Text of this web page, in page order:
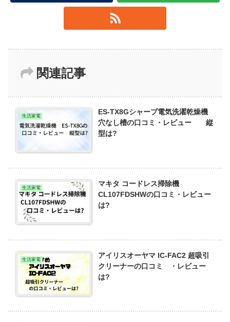
関連記事
生活家電
ES-TX8Gシャープ電気洗濯乾燥機
穴なし槽の口コミ・レビュー 縦
型は?
生活家電
マキタ コードレス掃除機
CL107FDSHWの口コミ・レビュー
は?
生活家電
アイリスオーヤマ IC-FAC2 超吸引
クリーナーの口コミ ・レビュー
は?